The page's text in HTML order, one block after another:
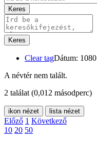
Keres
Keres
Clear tagDátum: 1080
A névtér nem talált.
2 találat (0,012 másodperc)
ikon nézet lista nézet
Előző 1 Következő
10 20 50